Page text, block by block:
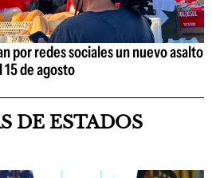
por redes sociales un nuevo asalto
de agosto
DE ESTADOS